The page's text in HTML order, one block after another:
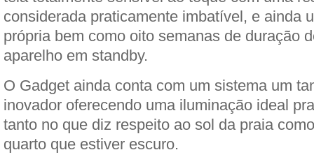
considerada praticamente imbatível, e ainda
própria bem como oito semanas de duração
aparelho em standby.
O Gadget ainda conta com um sistema um
inovador oferecendo uma iluminação ideal
tanto no que diz respeito ao sol da praia
quarto que estiver escuro.